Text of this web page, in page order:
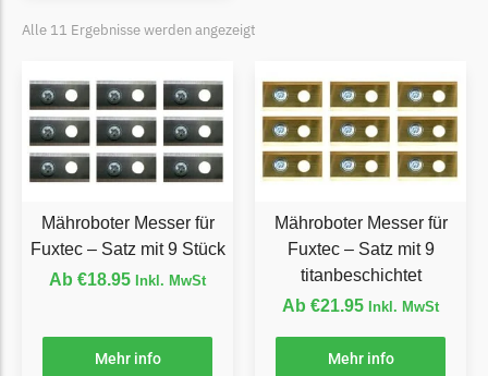
Central Park Messer
Begrenzungsdraht
Cramer
Begrenzungsdraht
Cub Cadet
Begrenzungsdraht
Alle 11 Ergebnisse werden angezeigt
Mähroboter Messer für
Fuxtec – Satz mit 9 Stück
Ab €18.95 Inkl. MwSt
Mehr info
Mähroboter Messer für
Fuxtec – Satz mit 9
titanbeschichtet
Ab €21.95 Inkl. MwSt
Mehr info